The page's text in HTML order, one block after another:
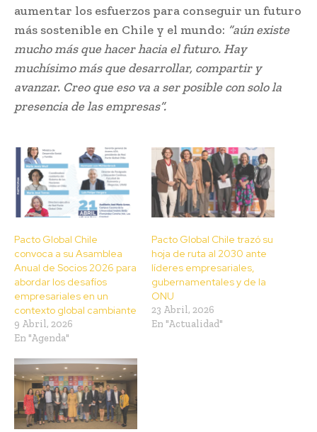
aumentar los esfuerzos para conseguir un futuro
más sostenible en Chile y el mundo: “aún existe
mucho más que hacer hacia el futuro. Hay
muchísimo más que desarrollar, compartir y
avanzar. Creo que eso va a ser posible con solo la
presencia de las empresas”.
Pacto Global Chile
convoca a su Asamblea
Anual de Socios 2026 para
abordar los desafíos
empresariales en un
contexto global cambiante
9 Abril, 2026
En "Agenda"
Pacto Global Chile trazó su
hoja de ruta al 2030 ante
líderes empresariales,
gubernamentales y de la
ONU
23 Abril, 2026
En "Actualidad"